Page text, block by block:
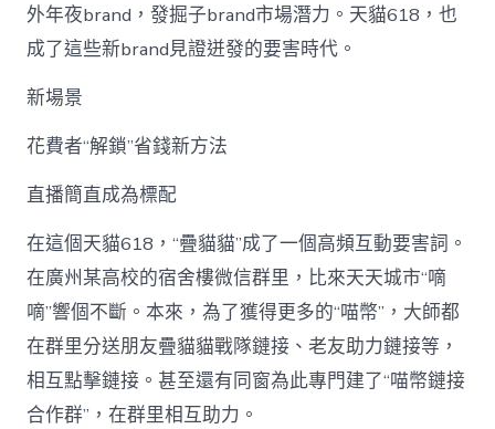
外年夜brand，發掘子brand市場潛力。天貓618，也
成了這些新brand見證迸發的要害時代。
新場景
花費者“解鎖”省錢新方法
直播簡直成為標配
在這個天貓618，“疊貓貓”成了一個高頻互動要害詞。
在廣州某高校的宿舍樓微信群里，比來天天城市“嘀
嘀”響個不斷。本來，為了獲得更多的“喵幣”，大師都
在群里分送朋友疊貓貓戰隊鏈接、老友助力鏈接等，
相互點擊鏈接。甚至還有同窗為此專門建了“喵幣鏈接
合作群”，在群里相互助力。